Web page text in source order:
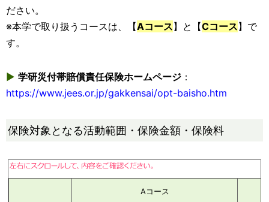
ださい。
※本学で取り扱うコースは、【Aコース】と【Cコース】で
す。
▶ 学研災付帯賠償責任保険ホームページ ：
https://www.jees.or.jp/gakkensai/opt-baisho.htm
保険対象となる活動範囲・保険金額・保険料
Aコース